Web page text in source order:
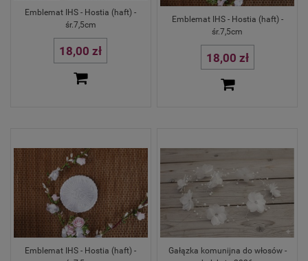
Emblemat IHS - Hostia (haft) -
śr.7,5cm
18,00 zł
Emblemat IHS - Hostia (haft) -
śr.7,5cm
18,00 zł
Emblemat IHS - Hostia (haft) -
Gałązka komunijna do włosów -